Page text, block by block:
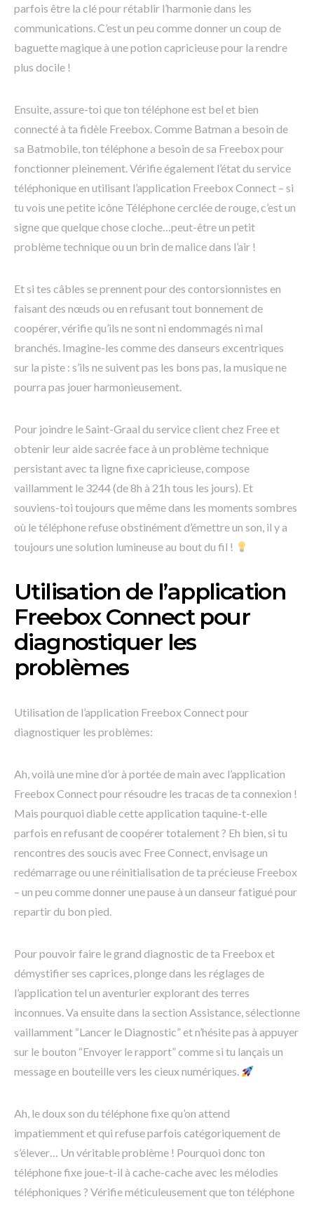
parfois être la clé pour rétablir l’harmonie dans les
communications. C’est un peu comme donner un coup de
baguette magique à une potion capricieuse pour la rendre
plus docile !
Ensuite, assure-toi que ton téléphone est bel et bien
connecté à ta fidèle Freebox. Comme Batman a besoin de
sa Batmobile, ton téléphone a besoin de sa Freebox pour
fonctionner pleinement. Vérifie également l’état du service
téléphonique en utilisant l’application Freebox Connect – si
tu vois une petite icône Téléphone cerclée de rouge, c’est un
signe que quelque chose cloche…peut-être un petit
problème technique ou un brin de malice dans l’air !
Et si tes câbles se prennent pour des contorsionnistes en
faisant des nœuds ou en refusant tout bonnement de
coopérer, vérifie qu’ils ne sont ni endommagés ni mal
branchés. Imagine-les comme des danseurs excentriques
sur la piste : s’ils ne suivent pas les bons pas, la musique ne
pourra pas jouer harmonieusement.
Pour joindre le Saint-Graal du service client chez Free et
obtenir leur aide sacrée face à un problème technique
persistant avec ta ligne fixe capricieuse, compose
vaillamment le 3244 (de 8h à 21h tous les jours). Et
souviens-toi toujours que même dans les moments sombres
où le téléphone refuse obstinément d’émettre un son, il y a
toujours une solution lumineuse au bout du fil !
Utilisation de l’application
Freebox Connect pour
diagnostiquer les
problèmes
Utilisation de l’application Freebox Connect pour
diagnostiquer les problèmes:
Ah, voilà une mine d’or à portée de main avec l’application
Freebox Connect pour résoudre les tracas de ta connexion !
Mais pourquoi diable cette application taquine-t-elle
parfois en refusant de coopérer totalement ? Eh bien, si tu
rencontres des soucis avec Free Connect, envisage un
redémarrage ou une réinitialisation de ta précieuse Freebox
– un peu comme donner une pause à un danseur fatigué pour
repartir du bon pied.
Pour pouvoir faire le grand diagnostic de ta Freebox et
démystifier ses caprices, plonge dans les réglages de
l’application tel un aventurier explorant des terres
inconnues. Va ensuite dans la section Assistance, sélectionne
vaillamment “Lancer le Diagnostic” et n’hésite pas à appuyer
sur le bouton “Envoyer le rapport” comme si tu lançais un
message en bouteille vers les cieux numériques.
Ah, le doux son du téléphone fixe qu’on attend
impatiemment et qui refuse parfois catégoriquement de
s’élever… Un véritable problème ! Pourquoi donc ton
téléphone fixe joue-t-il à cache-cache avec les mélodies
téléphoniques ? Vérifie méticuleusement que ton téléphone